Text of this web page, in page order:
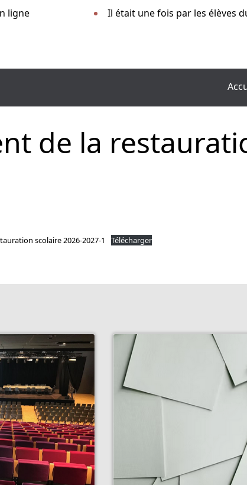
ligne Il était une fois par les élèves
de la
scolaire 2026-2027-1 Télécharger